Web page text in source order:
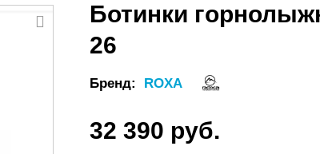
Ботинки
26
Бренд: ROXA
32 390 руб.